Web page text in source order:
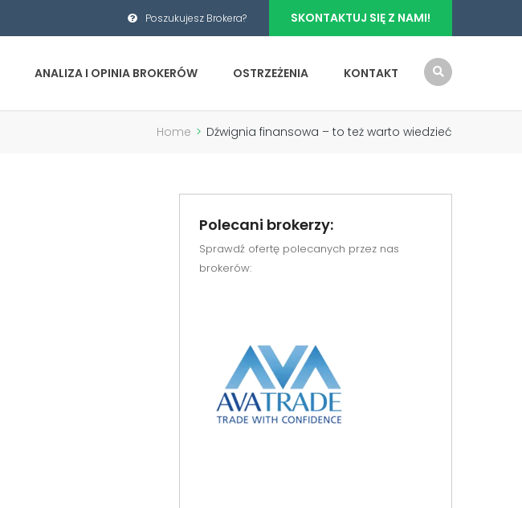
Poszukujesz Brokera? SKONTAKTUJ SIĘ Z NAMI!
ANALIZA I OPINIA BROKERÓW OSTRZEŻENIA KONTAKT
Home > Dźwignia finansowa – to też warto wiedzieć
Polecani brokerzy:
Sprawdź ofertę polecanych przez nas
brokerów: